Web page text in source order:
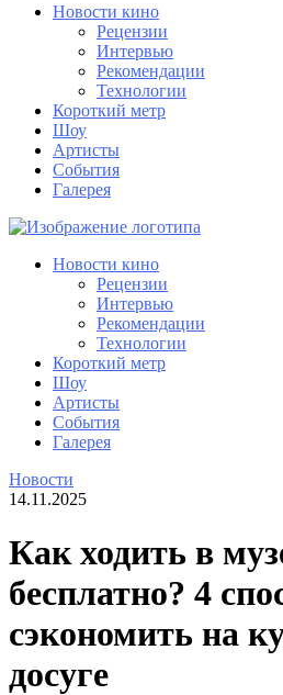
Новости кино
Рецензии
Интервью
Рекомендации
Технологии
Короткий метр
Шоу
Артисты
События
Галерея
Новости кино
Рецензии
Интервью
Рекомендации
Технологии
Короткий метр
Шоу
Артисты
События
Галерея
Новости
14.11.2025
Как ходить в
бесплатно? 4
сэкономить на
досуге